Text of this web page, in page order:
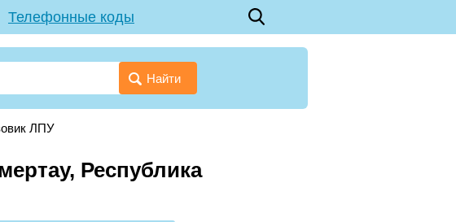
Телефонные коды
Найти
ЛПУ
Республика